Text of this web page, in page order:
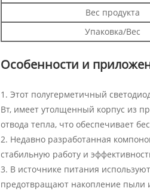
Вес продукта
Упаковка/Вес
Особенности и
1. Этот полугерметичный
Вт, имеет утолщенный корпус из
отвода тепла, что обеспечивает
2. Недавно разработанная
стабильную работу и
3. В источнике питания
предотвращают накопление пыли